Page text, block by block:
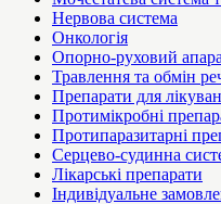
Нервова система
Онкологія
Опорно-руховий
Травлення та обмін
Препарати для
Протимікробні
Протипаразитарні
Серцево-судинна
Лікарські препарати
Індивідуальне